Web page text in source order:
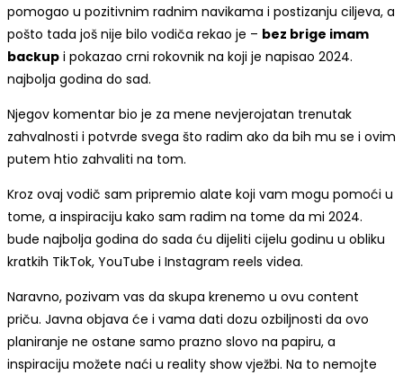
pomogao u pozitivnim radnim navikama i postizanju ciljeva, a
pošto tada još nije bilo vodiča rekao je – bez brige imam
backup i pokazao crni rokovnik na koji je napisao 2024.
najbolja godina do sad.
Njegov komentar bio je za mene nevjerojatan trenutak
zahvalnosti i potvrde svega što radim ako da bih mu se i ovim
putem htio zahvaliti na tom.
Kroz ovaj vodič sam pripremio alate koji vam mogu pomoći u
tome, a inspiraciju kako sam radim na tome da mi 2024.
bude najbolja godina do sada ću dijeliti cijelu godinu u obliku
kratkih TikTok, YouTube i Instagram reels videa.
Naravno, pozivam vas da skupa krenemo u ovu content
priču. Javna objava će i vama dati dozu ozbiljnosti da ovo
planiranje ne ostane samo prazno slovo na papiru, a
inspiraciju možete naći u reality show vježbi. Na to nemojte